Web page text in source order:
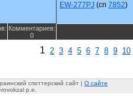
EW-277PJ (cn 7852)
Комментариев:
0
1 2 3 4 5 6 7 8 9 10
споттерский сайт | О сайте
p.e.